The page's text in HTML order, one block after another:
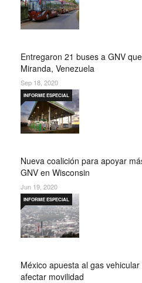
Entregaron 21 buses a GNV
Miranda, Venezuela
Sep 18, 2020
Nueva coalición para apoyar
GNV en Wisconsin
INFORME ESPECIAL
Jun 19, 2020
México apuesta al gas
afectar movilidad
INFORME ESPECIAL